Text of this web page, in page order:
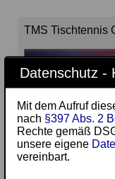
Datenschutz -
Mit dem Aufruf
nach §397 Abs. 2
Rechte gemäß
unsere eigene
vereinbart.
TMS Tischtennis
Carl Schlüter